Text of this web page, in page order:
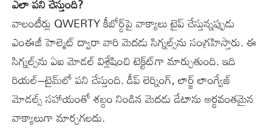
వాలంటీర్లు QWERTY కీబోర్డ్‌పై వాక్యాలు టైప్‌ చేస్తున్నప్పుడు
ఎంఈజీ హెల్మెట్‌ ద్వారా వారి మెదడు సిగ్నల్స్‌ను సంగ్రహిస్తారు. ఈ
సిగ్నల్స్‌ను ఏఐ మోడల్‌ విశ్లేషించి టెక్ట్‌ట్‌గా మార్చుతుంది. ఇది
రియల్‌–టైమ్‌లో పని చేస్తుంది. డీప్‌ లెర్నింగ్, లార్జ్‌ లాంగ్వేజ్‌
మోడల్స్‌ సహాయంతో శబ్దం నిండిన మెదడు డేటాను అర్థవంతమైన
వాక్యాలుగా మార్చగలదు.